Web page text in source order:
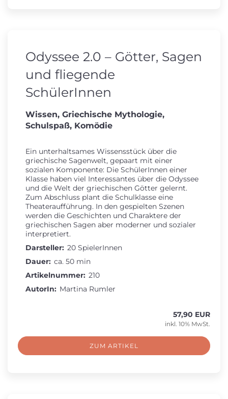
Odyssee 2.0 – Götter, Sagen
und fliegende
SchülerInnen
Wissen, Griechische Mythologie,
Schulspaß, Komödie
Ein unterhaltsames Wissensstück über die
griechische Sagenwelt, gepaart mit einer
sozialen Komponente: Die SchülerInnen einer
Klasse haben viel Interessantes über die Odyssee
und die Welt der griechischen Götter gelernt.
Zum Abschluss plant die Schulklasse eine
Theateraufführung. In den gespielten Szenen
werden die Geschichten und Charaktere der
griechischen Sagen aber moderner und sozialer
interpretiert.
Darsteller: 20 SpielerInnen
Dauer: ca. 50 min
Artikelnummer: 210
AutorIn: Martina Rumler
57,90 EUR
inkl. 10% MwSt.
ZUM ARTIKEL